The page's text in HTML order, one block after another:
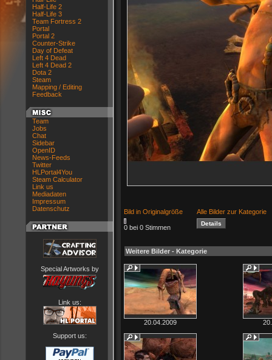
Half-Life 2
Half-Life 3
Team Fortress 2
Portal
Portal 2
Counter-Strike
Day of Defeat
Left 4 Dead
Left 4 Dead 2
Dota 2
Steam
Mapping / Editing
Feedback
Team
Jobs
Chat
Sidebar
OpenID
News-Feeds
Twitter
HLPortal4You
Steam Calculator
Link us
Mediadaten
Impressum
Datenschutz
Special Artworks by
Link us:
Support us:
Bild in Originalgröße Alle Bilder zur Kategorie
0 bei 0 Stimmen
Weitere Bilder - Kategorie
20.04.2009